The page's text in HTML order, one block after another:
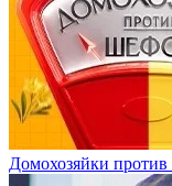
Домохозяйки